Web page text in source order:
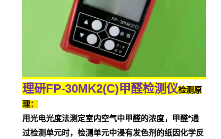
理研FP-30MK2(C)甲醛检测仪检测原
理：
用光电光度法测定室内空气中甲醛的浓度，甲醛*通
过检测单元时，检测单元中浸有发色剂的纸因化学反